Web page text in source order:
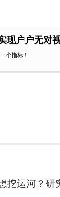
现户户无对
个指标！
挖运河？研